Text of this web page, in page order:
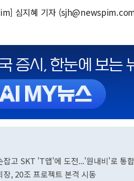
심지혜 기자
잡고 SKT 'T맵'에 도전...'원내비'로 통합
장, 20조 프로젝트 본격 시동